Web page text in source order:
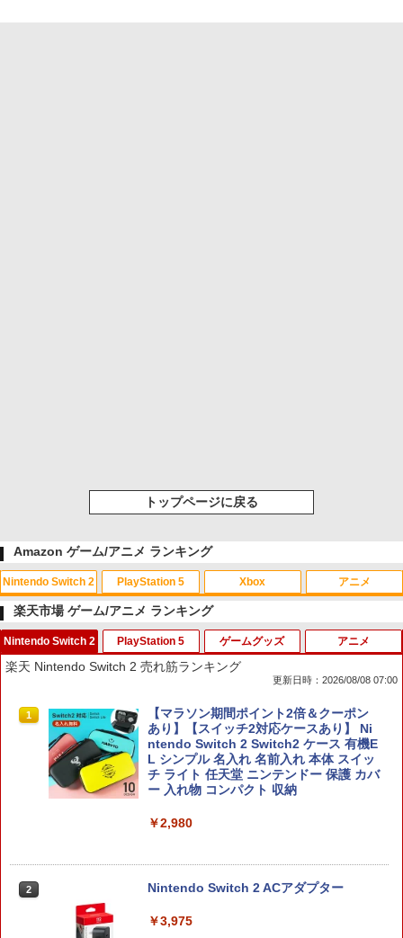
トップページに戻る
Amazon ゲーム/アニメ ランキング
Nintendo Switch 2
1
スプラトゥーン レイダース|オンライン
コード版
￥5,832
スプラトゥーン レイダース -Switch2
￥6,449
PlayStation 5
1
PlayStation 5 デジタル・エディション
日本語専用 Console Language: Japan
ese only (CFI-2200B01)
￥55,000
Beast of Reincarnation -PS5 【特典】
プロダクトコード 封入
￥7,286
J) PlayStation 5
Xbox
1
【純正品】Xbox ワイヤレス コントロー
ラー + USB-C® ケーブル
￥8,300
【純正品】Xbox ワイヤレス コントロー
ラー (ロボット ホワイト)
￥7,681
3
【純正品】Xbox ワイヤレス コントロー
ラー (カーボンブラック)
￥8,020
アニメ
1
劇場版「鬼滅の刃」無限城編 第一章 猗
窩座再来 通常版 [Blu-ray]
￥3,982
劇場版「鬼滅の刃」無限城編 第一章 猗
窩座再来 通常版 [DVD]
￥3,523
第三章 蛇神 (Amazon.co.jp限定オリジ
楽天市場 ゲーム/アニメ ランキング
Nintendo Switch 2
楽天 Nintendo Switch 2 売れ筋ランキング
更新日時：2026/08/08 07:00
1
【マラソン期間ポイント2倍＆クーポン
あり】【スイッチ2対応ケースあり】 Ni
ntendo Switch 2 Switch2 ケース 有機E
L シンプル 名入れ 名前入れ 本体 スイッ
チ ライト 任天堂 ニンテンドー 保護 カバ
ー 入れ物 コンパクト 収納
￥2,980
2 Nintendo Switch 2 ACアダプター
￥3,975
PlayStation 5 ゲームグッズ アニメ